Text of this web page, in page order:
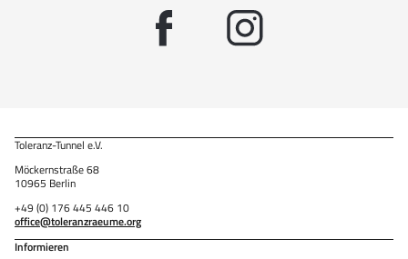
Toleranz-Tunnel e.V.
Möckernstraße 68
10965 Berlin
+49 (0) 176 445 446 10
office@toleranzraeume.org
Informieren